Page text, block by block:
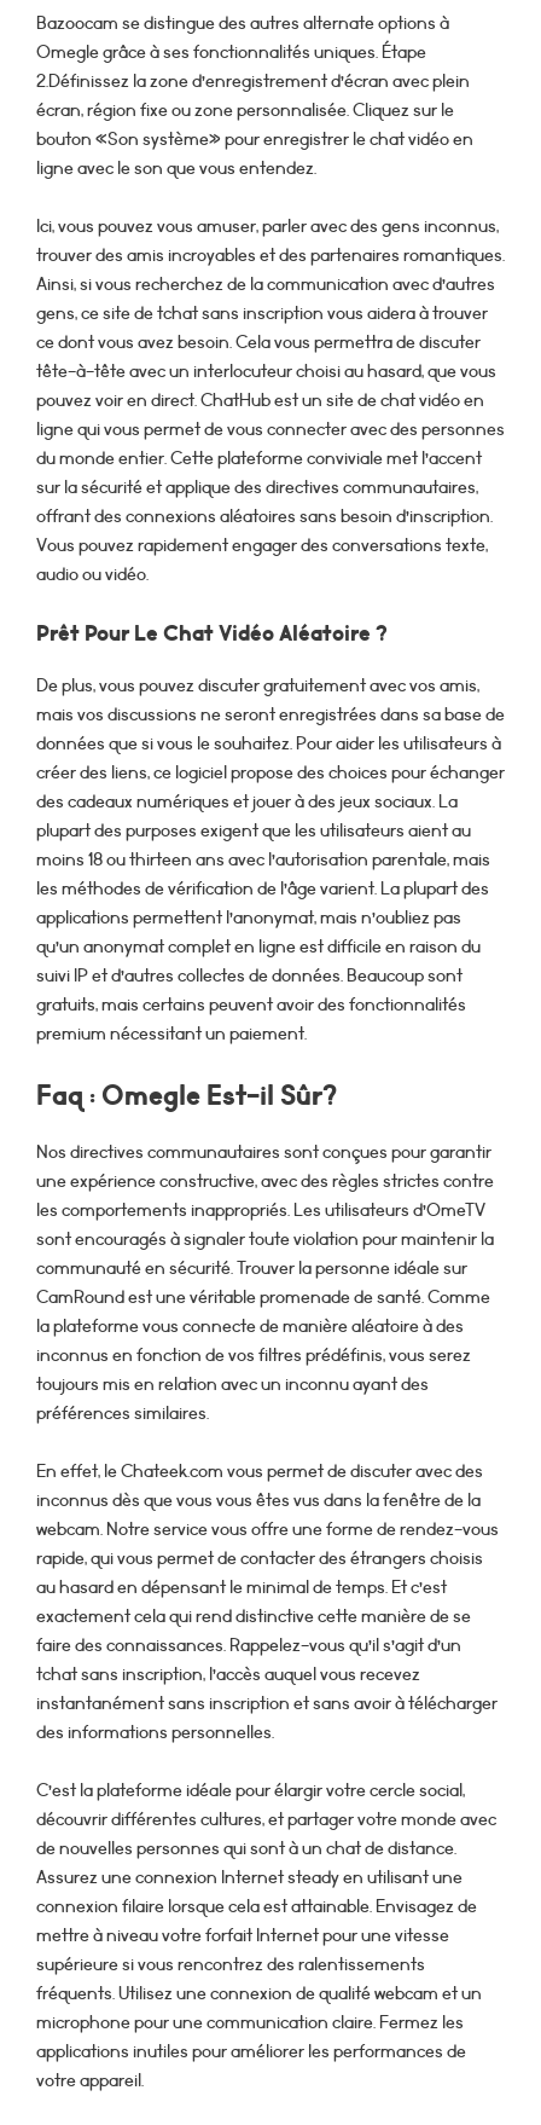
Bazoocam se distingue des autres alternate options à
Omegle grâce à ses fonctionnalités uniques. Étape
2.Définissez la zone d’enregistrement d’écran avec plein
écran, région fixe ou zone personnalisée. Cliquez sur le
bouton «Son système» pour enregistrer le chat vidéo en
ligne avec le son que vous entendez.
Ici, vous pouvez vous amuser, parler avec des gens inconnus,
trouver des amis incroyables et des partenaires romantiques.
Ainsi, si vous recherchez de la communication avec d’autres
gens, ce site de tchat sans inscription vous aidera à trouver
ce dont vous avez besoin. Cela vous permettra de discuter
tête-à-tête avec un interlocuteur choisi au hasard, que vous
pouvez voir en direct. ChatHub est un site de chat vidéo en
ligne qui vous permet de vous connecter avec des personnes
du monde entier. Cette plateforme conviviale met l’accent
sur la sécurité et applique des directives communautaires,
offrant des connexions aléatoires sans besoin d’inscription.
Vous pouvez rapidement engager des conversations texte,
audio ou vidéo.
Prêt Pour Le Chat Vidéo Aléatoire ?
De plus, vous pouvez discuter gratuitement avec vos amis,
mais vos discussions ne seront enregistrées dans sa base de
données que si vous le souhaitez. Pour aider les utilisateurs à
créer des liens, ce logiciel propose des choices pour échanger
des cadeaux numériques et jouer à des jeux sociaux. La
plupart des purposes exigent que les utilisateurs aient au
moins 18 ou thirteen ans avec l’autorisation parentale, mais
les méthodes de vérification de l’âge varient. La plupart des
applications permettent l’anonymat, mais n’oubliez pas
qu’un anonymat complet en ligne est difficile en raison du
suivi IP et d’autres collectes de données. Beaucoup sont
gratuits, mais certains peuvent avoir des fonctionnalités
premium nécessitant un paiement.
Faq : Omegle Est-il Sûr?
Nos directives communautaires sont conçues pour garantir
une expérience constructive, avec des règles strictes contre
les comportements inappropriés. Les utilisateurs d’OmeTV
sont encouragés à signaler toute violation pour maintenir la
communauté en sécurité. Trouver la personne idéale sur
CamRound est une véritable promenade de santé. Comme
la plateforme vous connecte de manière aléatoire à des
inconnus en fonction de vos filtres prédéfinis, vous serez
toujours mis en relation avec un inconnu ayant des
préférences similaires.
En effet, le Chateek.com vous permet de discuter avec des
inconnus dès que vous vous êtes vus dans la fenêtre de la
webcam. Notre service vous offre une forme de rendez-vous
rapide, qui vous permet de contacter des étrangers choisis
au hasard en dépensant le minimal de temps. Et c’est
exactement cela qui rend distinctive cette manière de se
faire des connaissances. Rappelez-vous qu’il s’agit d’un
tchat sans inscription, l’accès auquel vous recevez
instantanément sans inscription et sans avoir à télécharger
des informations personnelles.
C’est la plateforme idéale pour élargir votre cercle social,
découvrir différentes cultures, et partager votre monde avec
de nouvelles personnes qui sont à un chat de distance.
Assurez une connexion Internet steady en utilisant une
connexion filaire lorsque cela est attainable. Envisagez de
mettre à niveau votre forfait Internet pour une vitesse
supérieure si vous rencontrez des ralentissements
fréquents. Utilisez une connexion de qualité webcam et un
microphone pour une communication claire. Fermez les
applications inutiles pour améliorer les performances de
votre appareil.